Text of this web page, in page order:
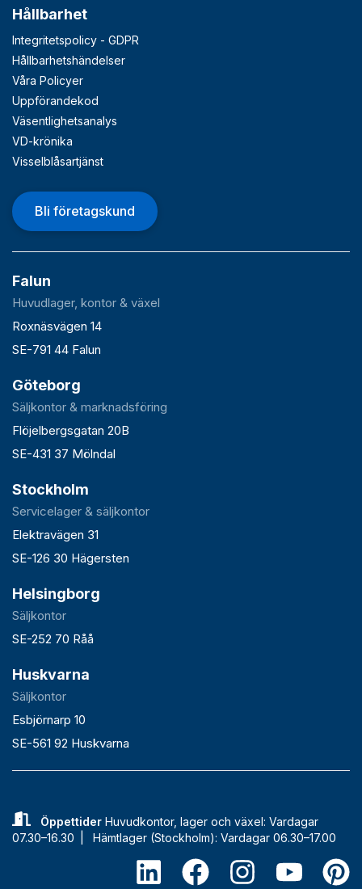
Hållbarhet
Integritetspolicy - GDPR
Hållbarhetshändelser
Våra Policyer
Uppförandekod
Väsentlighetsanalys
VD-krönika
Visselblåsartjänst
Bli företagskund
Falun
Huvudlager, kontor & växel
Roxnäsvägen 14
SE-791 44 Falun
Göteborg
Säljkontor & marknadsföring
Flöjelbergsgatan 20B
SE-431 37 Mölndal
Stockholm
Servicelager & säljkontor
Elektravägen 31
SE-126 30 Hägersten
Helsingborg
Säljkontor
SE-252 70 Råå
Huskvarna
Säljkontor
Esbjörnarp 10
SE-561 92 Huskvarna
ÖppettiderHuvudkontor, lager och växel: Vardagar
07.30–16.30 | Hämtlager (Stockholm): Vardagar 06.30–17.00